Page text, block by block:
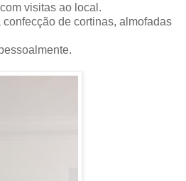
visitas ao local.
de cortinas, almofadas